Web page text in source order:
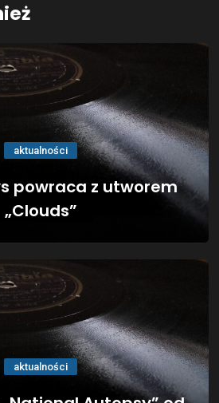
aktualności
powraca z utworem
„Clouds”
aktualności